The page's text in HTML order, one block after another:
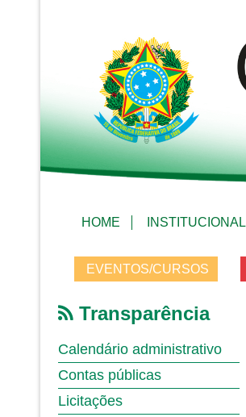
HOME INSTITUCIONAL
EVENTOS/CURSOS
Transparência
Calendário administrativo
Contas públicas
Licitações